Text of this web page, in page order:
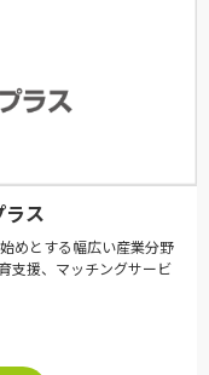
ス
めとする幅広い産業分野
支援、マッチングサービ